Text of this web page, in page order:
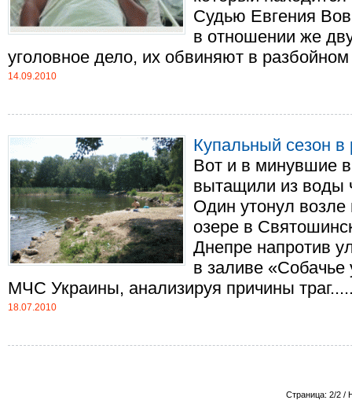
Судью Евгения
в отношении же
уголовное дело, их обвиняют в
14.09.2010
Купальный сезон в
Вот и в минувшие
вытащили из воды
Один утонул
озере в
Днепре напротив
в заливе «Собачье
МЧС Украины, анализируя причины
18.07.2010
Страница: 2/2 /